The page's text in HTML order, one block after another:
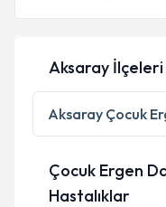
E-posta
Kişisel
Metni'ni
Aksaray İlçeleri
Aksaray Çocuk
Çocuk Ergen
Hastalıklar